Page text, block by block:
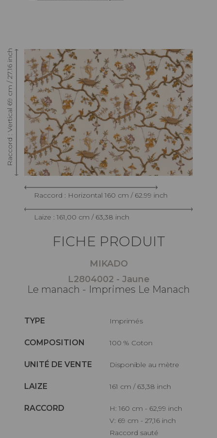
Raccord : Vertical 69 cm / 27.16 inch
Raccord : Horizontal 160 cm / 62.99 inch
Laize : 161,00 cm / 63,38 inch
FICHE PRODUIT
MIKADO
L2804002 - Jaune
Le manach - Imprimes Le Manach
TYPE Imprimés
COMPOSITION 100 % Coton
UNITÉ DE VENTE Disponible au mètre
LAIZE 161 cm / 63,38 inch
RACCORD
H: 160 cm - 62,99 inch
V: 69 cm - 27,16 inch
Raccord sauté